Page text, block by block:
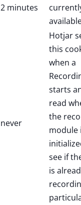
2 minutes
never
Hotjar
this
when a
starts
read
the
module
see if
is